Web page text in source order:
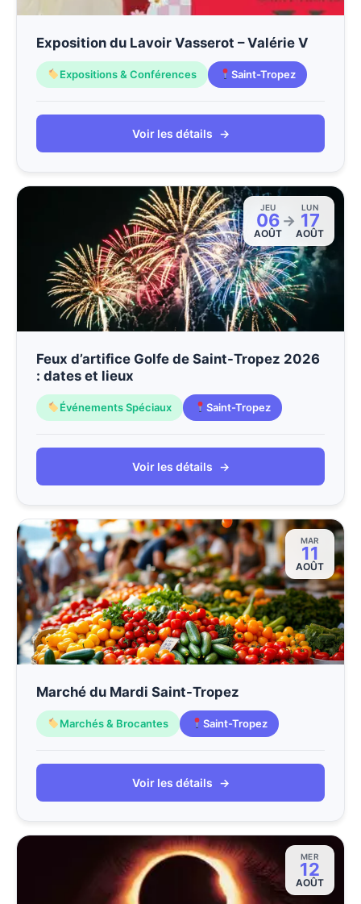
Exposition du Lavoir Vasserot – Valérie V
Expositions & Conférences Saint-Tropez
Voir les détails →
JEU
06
AOÛT
→
LUN
17
AOÛT
Feux d’artifice Golfe de Saint-Tropez 2026
: dates et lieux
Événements Spéciaux Saint-Tropez
Voir les détails →
MAR
11
AOÛT
Marché du Mardi Saint-Tropez
Marchés & Brocantes Saint-Tropez
Voir les détails →
MER
12
AOÛT